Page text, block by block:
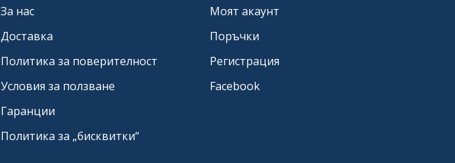
За нас
Доставка
Политика за поверителност
Условия за ползване
Гаранции
Политика за „бисквитки“
Моят акаунт
Поръчки
Регистрация
Facebook